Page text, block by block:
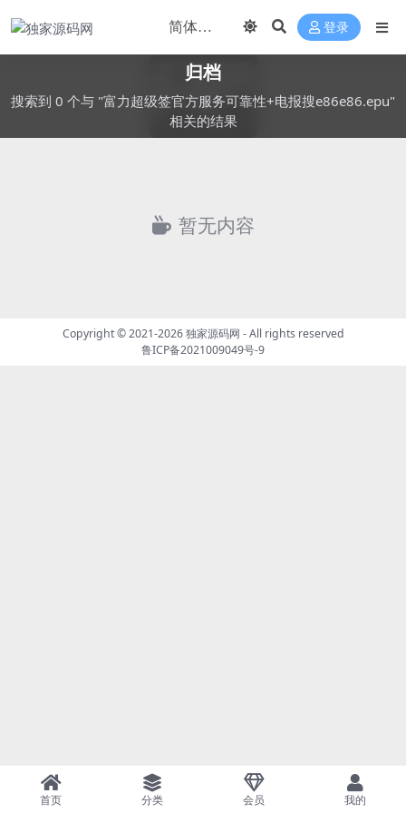
登录
归档
搜索到 0 个与 "富力超级签官方服务可靠性+电报搜e86e86.epu"
相关的结果
暂无内容
Copyright © 2021-2026独家源码网 - All rights reserved
鲁ICP备2021009049号-9
首页 分类 会员 我的